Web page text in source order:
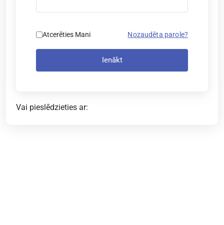
Atcerēties Mani Nozaudēta parole?
Ienākt
Vai pieslēdzieties ar: